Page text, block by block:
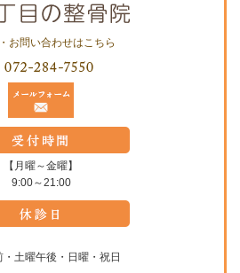
お問い合わせはこちら
【月曜～金曜】
9:00～21:00
・土曜午後・日曜・祝日